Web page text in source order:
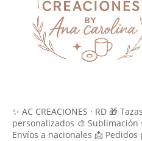
✨ AC CREACIONES · RD 🎁
personalizados 🎨 Sublimación
Envíos a nacionales 📩 Pedidos